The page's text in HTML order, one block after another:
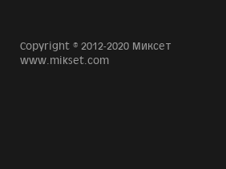
Copyright © 2012-2020 Миксет
www.mikset.com